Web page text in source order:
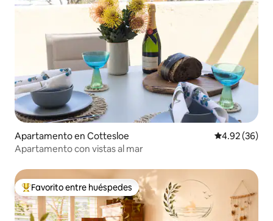
Apartamento en Cottesloe Calificación
4.92 (36)
Apartamento con vistas al mar
Favorito entre huéspedes preferido
Favorito entre huéspedes